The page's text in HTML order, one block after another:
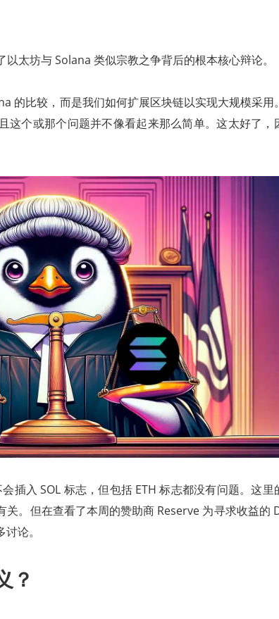
太坊与 Solana 类似宗教之争背后的根本核心辩论。
的比较，而是我们如何扩展区块链以实现大规模采用
这个或那个问题并不像看起来那么简单。这太好了，
插入 SOL 标志，但包括 ETH 标志都没有问题。这里
。但在查看了本周的赞助商 Reserve 为寻求收益的
论。
？